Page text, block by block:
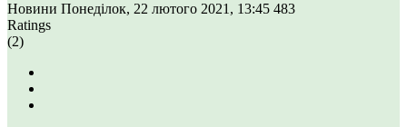
Новини Понеділок, 22 лютого 2021, 13:45 483
Ratings
(2)